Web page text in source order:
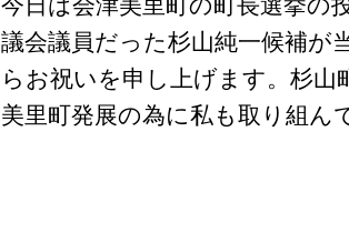
今日は会津美里町の町長選挙の
議会議員だった杉山純一候補が
らお祝いを申し上げます。杉山
美里町発展の為に私も取り組ん